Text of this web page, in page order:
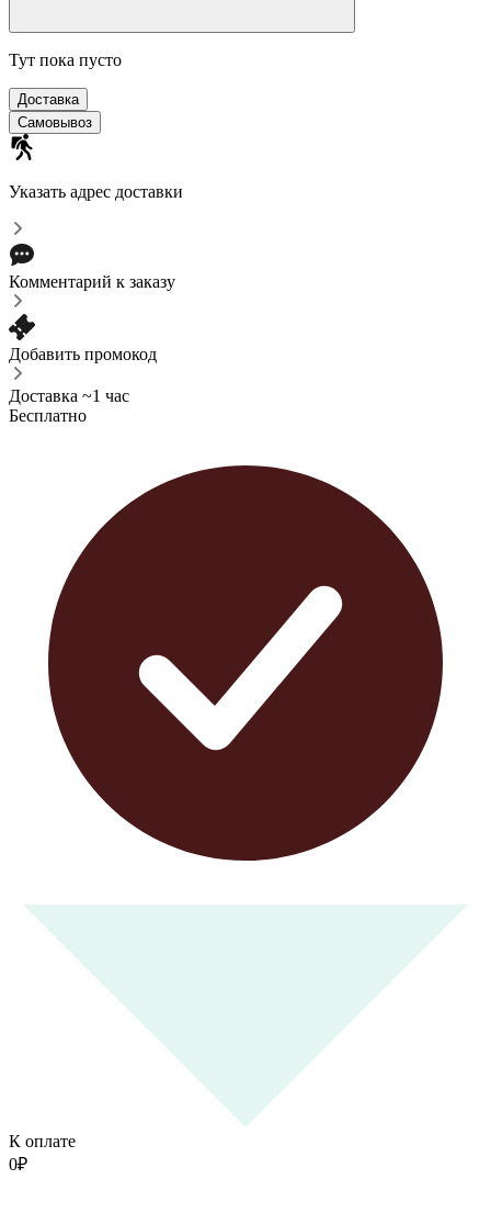
Тут пока пусто
Доставка
Самовывоз
Указать адрес доставки
Комментарий к заказу
Добавить промокод
Доставка ~1 час
Бесплатно
К оплате
0₽